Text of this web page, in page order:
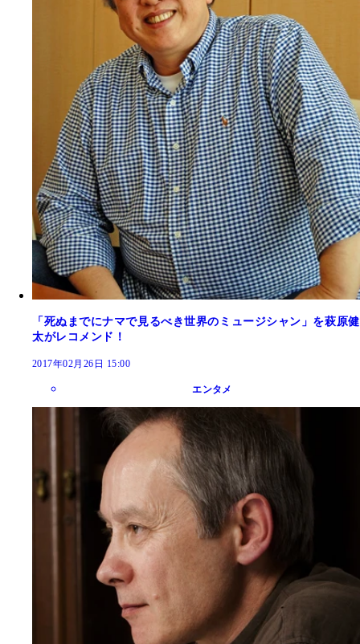
「死ぬまでにナマで見るべき世界のミュージシャン」を萩原健
太がレコメンド！
2017年02月26日 15:00
エンタメ